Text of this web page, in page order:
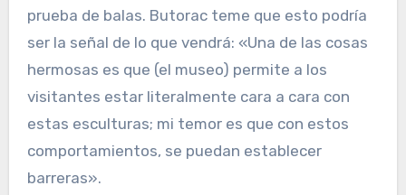
prueba de balas. Butorac teme que esto podría
ser la señal de lo que vendrá: «Una de las cosas
hermosas es que (el museo) permite a los
visitantes estar literalmente cara a cara con
estas esculturas; mi temor es que con estos
comportamientos, se puedan establecer
barreras».